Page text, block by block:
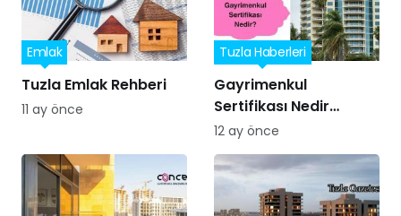
Tuzla Emlak Rehberi
Emlak
11 ay önce
Gayrimenkul
Sertifikası Nedir
Yatırımın Yeni Yolu
Tuzla Haberleri
12 ay önce